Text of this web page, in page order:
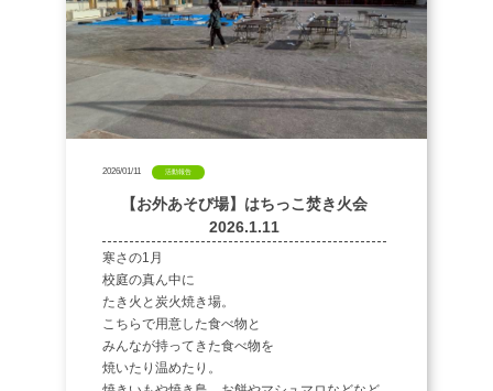
2026/01/11 活動報告
【お外あそび場】はちっこ焚き火会
2026.1.11
寒さの1月
校庭の真ん中に
たき火と炭火焼き場。
こちらで用意した食べ物と
みんなが持ってきた食べ物を
焼いたり温めたり。